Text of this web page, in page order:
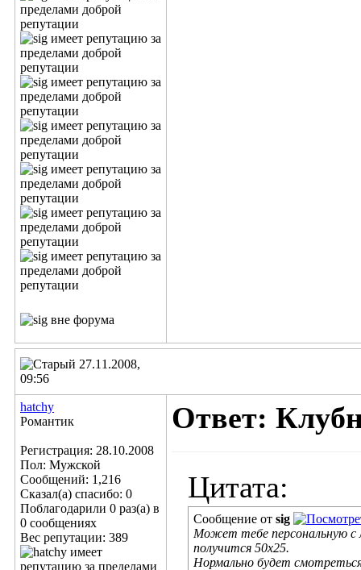
27.11.2008,
09:56
hatchy
Романтик
Регистрация: 28.10.2008
Пол: Мужской
Сообщений: 1,216
Сказал(а) спасибо: 0
Поблагодарили 0 раз(а) в
0 сообщениях
Вес репутации: 389
Ответ:
Цитата:
Сообщение от sig
Может тебе персональную с
получится 50х25.
Нормально будет